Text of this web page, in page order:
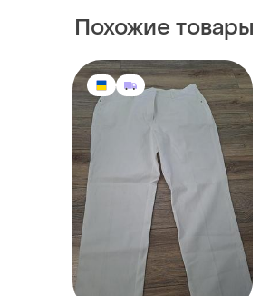
390 грн 7
Белые брюки, большого
размера
XXL